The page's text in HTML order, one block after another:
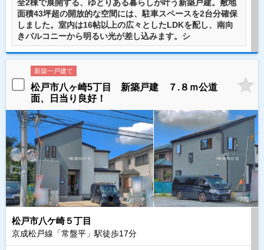
全2棟で展開する、ゆとりある暮らしが叶う新築戸建。敷地
面積43坪超の開放的な空間には、駐車スペースを2台分確保
しました。室内は16帖以上の広々としたLDKを配し、南向
きバルコニーから明るい光が差し込みます。シ
新築一戸建て
松戸市八ヶ崎5丁目 新築戸建 ７.８ｍ公道
面、日当り良好！
松戸市八ケ崎５丁目
京成松戸線「常盤平」駅徒歩17分